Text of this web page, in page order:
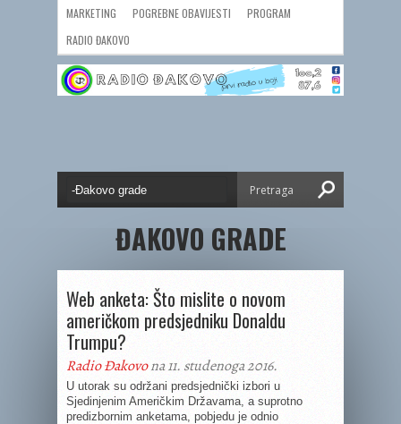
MARKETING POGREBNE OBAVIJESTI
PROGRAM
RADIO ĐAKOVO
ĐAKOVO GRADE
Web anketa: Što mislite o novom
američkom predsjedniku Donaldu
Trumpu?
Radio Đakovona 11. studenoga 2016.
U utorak su održani predsjednički izbori u
Sjedinjenim Američkim Državama, a suprotno
predizbornim anketama, pobjedu je odnio